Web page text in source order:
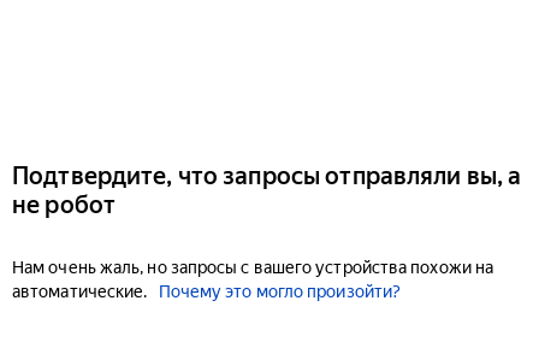
Подтвердите, что запросы отправляли вы, а
не робот
Нам очень жаль, но запросы с вашего устройства похожи на
автоматические.
Почему это могло произойти?